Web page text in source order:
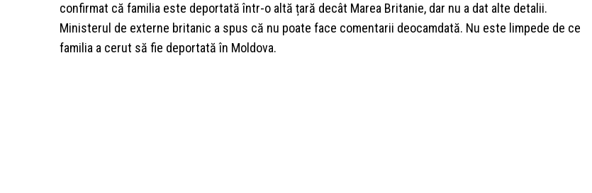
confirmat că familia este deportată într-o altă țară decât Marea Britanie, dar nu a dat alte detalii.
Ministerul de externe britanic a spus că nu poate face comentarii deocamdată. Nu este limpede de ce
familia a cerut să fie deportată în Moldova.